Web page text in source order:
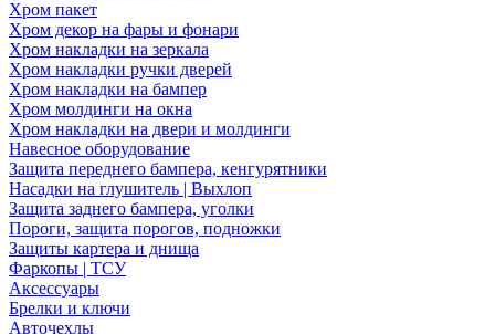
Хром пакет
Хром декор на фары и фонари
Хром накладки на зеркала
Хром накладки ручки дверей
Хром накладки на бампер
Хром молдинги на окна
Хром накладки на двери и молдинги
Навесное оборудование
Защита переднего бампера, кенгурятники
Насадки на глушитель | Выхлоп
Защита заднего бампера, уголки
Пороги, защита порогов, подножки
Защиты картера и днища
Фаркопы | ТСУ
Аксессуары
Брелки и ключи
Авточехлы